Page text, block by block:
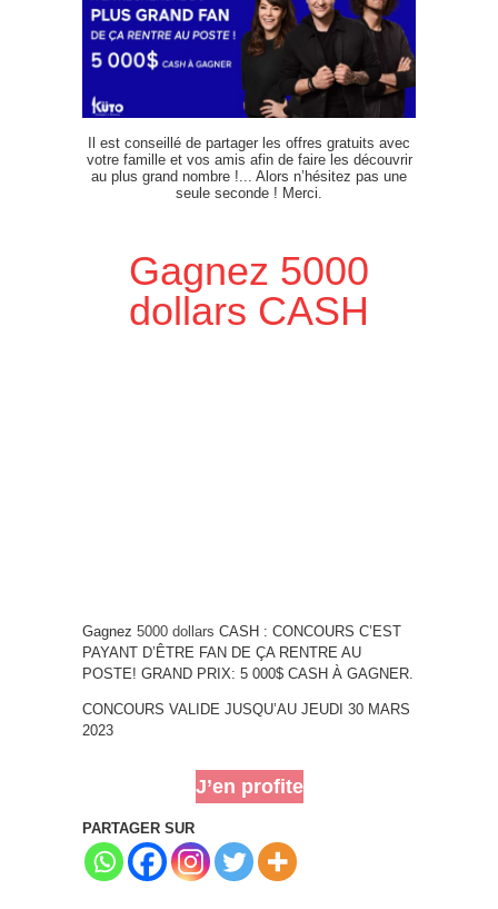
Il est conseillé de partager les offres gratuits avec
votre famille et vos amis afin de faire les découvrir
au plus grand nombre !... Alors n’hésitez pas une
seule seconde ! Merci.
Gagnez 5000
dollars CASH
Gagnez 5000 dollars CASH : CONCOURS C’EST
PAYANT D’ÊTRE FAN DE ÇA RENTRE AU
POSTE! GRAND PRIX: 5 000$ CASH À GAGNER.
CONCOURS VALIDE JUSQU’AU JEUDI 30 MARS
2023
J’en profite
PARTAGER SUR